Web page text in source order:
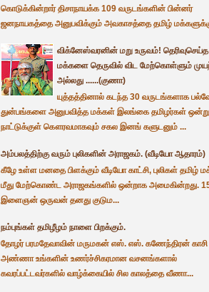
கொடுக்கின்றார் திசாநாயக்க 109 வருடங்களின் பின்னர்
ஜனநாயகத்தை அனுபவிக்கும் அவகாசத்தை தமிழ்
விக்னேஸ்வரனின் மறு உருவம்! தெரிவுசெய்த
மக்களை தெருவில் விட மேற்கொள்ளும்
அல்லது ......(குணா)
யுத்தத்தினால் கடந்த 30 வருடங்களாக
துன்பங்களை அனுபவித்த மக்கள் இலங்கை தமிழர்கள்
நாட்டுக்குள் கௌரவமாகவும் சகல இனங் களுடனும் ...
அம்பலத்திற்கு வரும் புலிகளின் அராஜகம். (வீடியோ ஆதாரம்)
கீழே உள்ள மனதை பிளக்கும் வீடியோ காட்சி, புலிகள் தமிழ்
மீது மேற்கொண்ட அராஜகங்களில் ஒன்றாக அமைகின்றது.
இளைஞன் ஒருவன் தனது குடும...
நம்புங்கள் தமிழீழம் நாளை பிறக்கும்.
தோழர் பரமதேவாவின் மருமகன் எஸ். எஸ். கணேந்திரன் காசி
அண்ணா உங்களின் உணர்ச்சிகரமான வசனங்களால்
கவரப்பட்டவர்களில் வாழ்க்கையில் சில காலத்தை வீணா...